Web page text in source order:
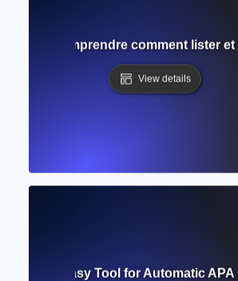
? Comprendre comment lister
View details
Easy Tool for Automatic